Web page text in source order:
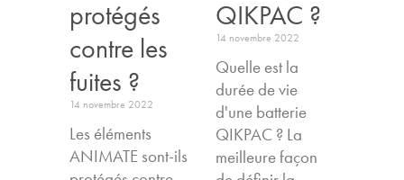
protégés
contre les
fuites ?
14 novembre 2022
Les éléments
ANIMATE sont-ils
QIKPAC ?
14 novembre 2022
Quelle est la
durée de vie
d'une batterie
QIKPAC ? La
meilleure façon